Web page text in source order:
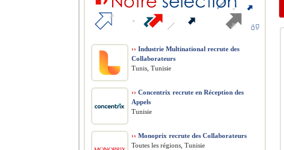
›› Industrie Multinational recrute des
Collaborateurs
Tunis, Tunisie
›› Concentrix recrute en Réception des
Appels
Tunisie
›› Monoprix recrute des Collaborateurs
Toutes les régions, Tunisie